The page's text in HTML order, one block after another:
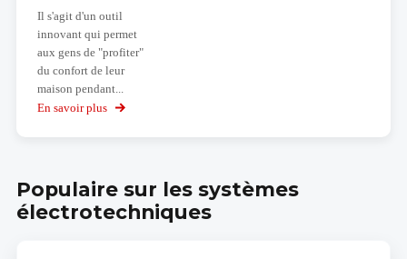
Il s'agit d'un outil
innovant qui permet
aux gens de "profiter"
du confort de leur
maison pendant...
En savoir plus
sur
KNX
Populaire sur les systèmes
électrotechniques